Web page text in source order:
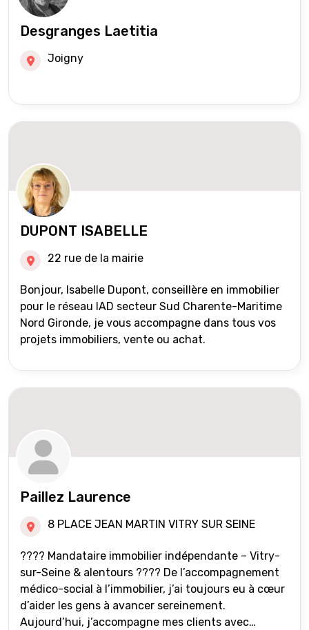
Desgranges Laetitia
Joigny
DUPONT ISABELLE
22 rue de la mairie
Bonjour, Isabelle Dupont, conseillère en immobilier
pour le réseau IAD secteur Sud Charente-Maritime
Nord Gironde, je vous accompagne dans tous vos
projets immobiliers, vente ou achat.
Paillez Laurence
8 PLACE JEAN MARTIN VITRY SUR SEINE
???? Mandataire immobilier indépendante – Vitry-
sur-Seine & alentours ???? De l’accompagnement
médico-social à l’immobilier, j’ai toujours eu à cœur
d’aider les gens à avancer sereinement.
Aujourd’hui, j’accompagne mes clients avec